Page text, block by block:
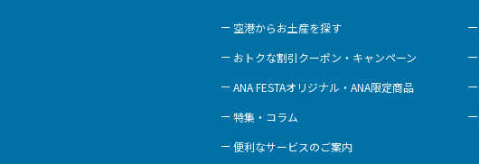
空港からお土産を探す
おトクな割引クーポン・キャンペーン
ANA FESTAオリジナル・ANA限定商品
特集・コラム
便利なサービスのご案内